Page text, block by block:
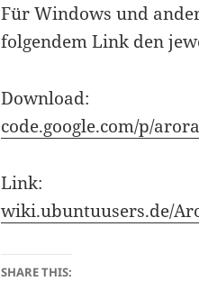
Für Windows und
folgendem Link den
Download:
code.google.com/p/
Link:
wiki.ubuntuusers.de/
SHARE THIS: